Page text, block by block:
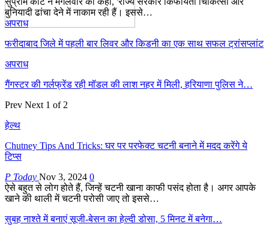
बुनियादी ढांचा देने में नाकाम रही हैं। इससे…
अपराध
फरीदाबाद जिले में पहली बार लिवर और किडनी का एक साथ सफल ट्रांसप्लांट
अपराध
गैंगस्टर की गर्लफ्रेंड रही मॉडल की लाश नहर में मिली, हरियाणा पुलिस ने…
Prev Next 1 of 2
हेल्थ
Chutney Tips And Tricks: घर पर परफेक्ट चटनी बनाने में मदद करेंगे ये
टिप्स
P Today Nov 3, 2024 0
ऐसे बहुत से लोग होते हैं, जिन्हें चटनी खाना काफी पसंद होता है। अगर आपके
खाने की थाली में चटनी परोसी जाए तो इससे…
सुबह नाश्ते में बनाएं सूजी-बेसन का हेल्दी डोसा, 5 मिनट में बनेगा…